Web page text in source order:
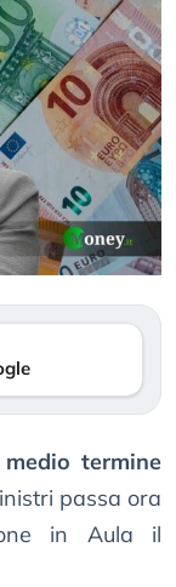
termine
passa ora
in Aula il